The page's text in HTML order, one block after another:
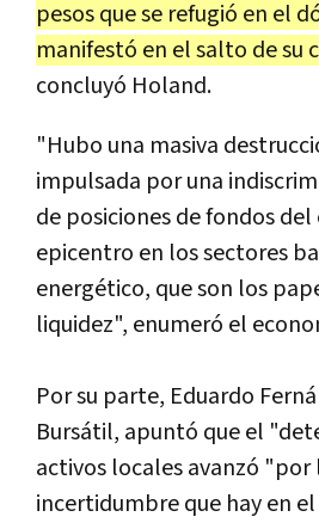
pesos que se refugió en el
manifestó en el salto de su
concluyó Holand.
"Hubo una masiva
impulsada por una
de posiciones de fondos
epicentro en los sectores
energético, que son los
liquidez", enumeró el
Por su parte, Eduardo
Bursátil, apuntó que el
activos locales avanzó "por
incertidumbre que hay en